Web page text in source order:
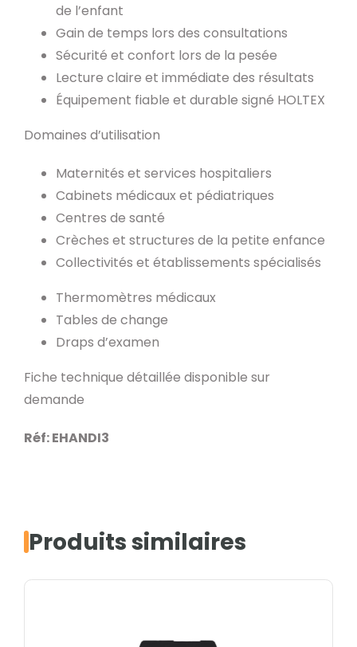
de l’enfant
Gain de temps lors des consultations
Sécurité et confort lors de la pesée
Lecture claire et immédiate des résultats
Équipement fiable et durable signé HOLTEX
Domaines d’utilisation
Maternités et services hospitaliers
Cabinets médicaux et pédiatriques
Centres de santé
Crèches et structures de la petite enfance
Collectivités et établissements spécialisés
Thermomètres médicaux
Tables de change
Draps d’examen
Fiche technique détaillée disponible sur
demande
Réf: EHANDI3
Produits similaires